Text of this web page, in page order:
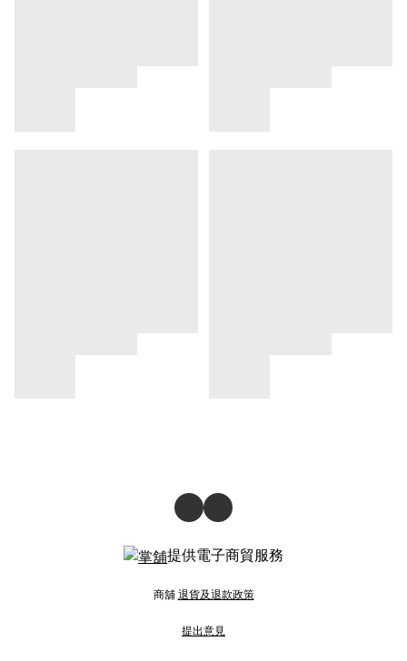
提供電子商貿服務
商舖退貨及退款政策
提出意見